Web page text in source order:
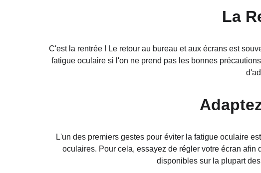
La
C'est la rentrée ! Le retour au bureau et aux écrans est
fatigue oculaire si l'on ne prend pas les bonnes
L'un des premiers gestes pour éviter la fatigue oculaire
oculaires. Pour cela, essayez de régler votre écran
disponibles sur la plupart